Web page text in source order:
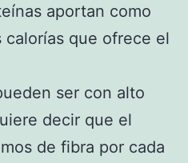
aportan como
calorías que ofrece el
ser con alto
decir que el
de fibra por cada